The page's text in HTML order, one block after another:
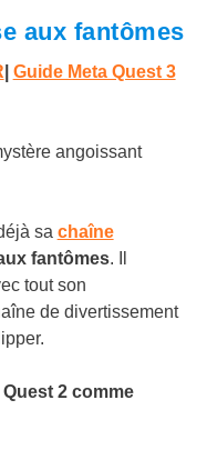
aux fantômes
Guide Meta Quest 3
angoissant
sa chaîne
fantômes. Il
tout son
de divertissement
2 comme